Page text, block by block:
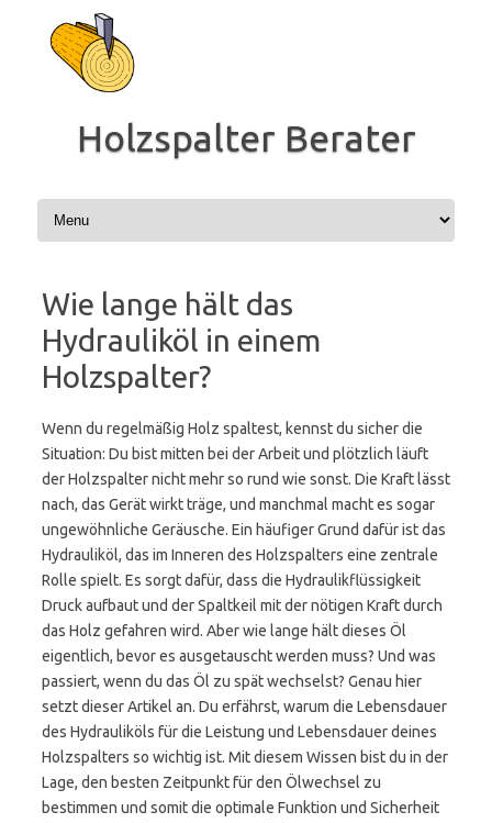
Inhalt
springen
Holzspalter Berater
Wie lange hält das
Hydrauliköl in einem
Holzspalter?
Wenn du regelmäßig Holz spaltest, kennst du sicher die
Situation: Du bist mitten bei der Arbeit und plötzlich läuft
der Holzspalter nicht mehr so rund wie sonst. Die Kraft lässt
nach, das Gerät wirkt träge, und manchmal macht es sogar
ungewöhnliche Geräusche. Ein häufiger Grund dafür ist das
Hydrauliköl, das im Inneren des Holzspalters eine zentrale
Rolle spielt. Es sorgt dafür, dass die Hydraulikflüssigkeit
Druck aufbaut und der Spaltkeil mit der nötigen Kraft durch
das Holz gefahren wird. Aber wie lange hält dieses Öl
eigentlich, bevor es ausgetauscht werden muss? Und was
passiert, wenn du das Öl zu spät wechselst? Genau hier
setzt dieser Artikel an. Du erfährst, warum die Lebensdauer
des Hydrauliköls für die Leistung und Lebensdauer deines
Holzspalters so wichtig ist. Mit diesem Wissen bist du in der
Lage, den besten Zeitpunkt für den Ölwechsel zu
bestimmen und somit die optimale Funktion und Sicherheit